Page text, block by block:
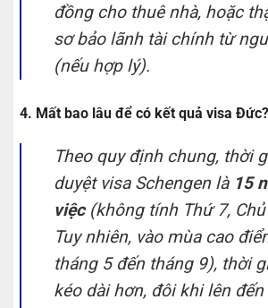
đồng cho thuê nhà, hoặc
sơ bảo lãnh tài chính từ
(nếu hợp lý).
4. Mất bao lâu để có kết quả visa Đức?
Theo quy định chung, thời
duyệt visa Schengen là 15
việc(không tính Thứ 7, Chủ
Tuy nhiên, vào mùa cao
tháng 5 đến tháng 9), thời
kéo dài hơn, đôi khi lên đến